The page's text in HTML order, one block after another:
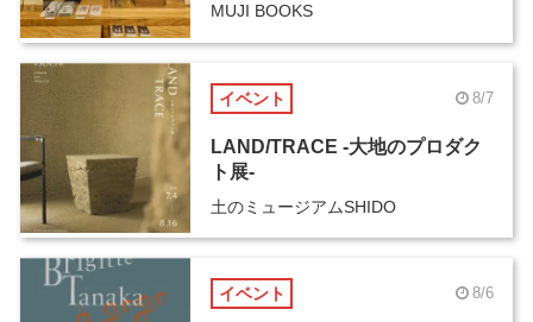
MUJI BOOKS
イベント 8/7
LAND/TRACE -大地のプロダク
ト展-
土のミュージアムSHIDO
イベント 8/6